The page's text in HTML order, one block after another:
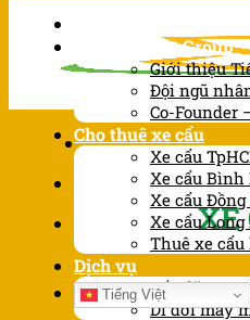
XE
Tiếng Việt
Về Tiến Phát Group
Giới thiệu
Đội ngũ
Co-Founder
Cho thuê xe cẩu
Xe cẩu
Xe cẩu Bình
Xe cẩu
Xe cẩu Long
Thuê xe
Dịch vụ
Bốc dỡ
Di dời máy